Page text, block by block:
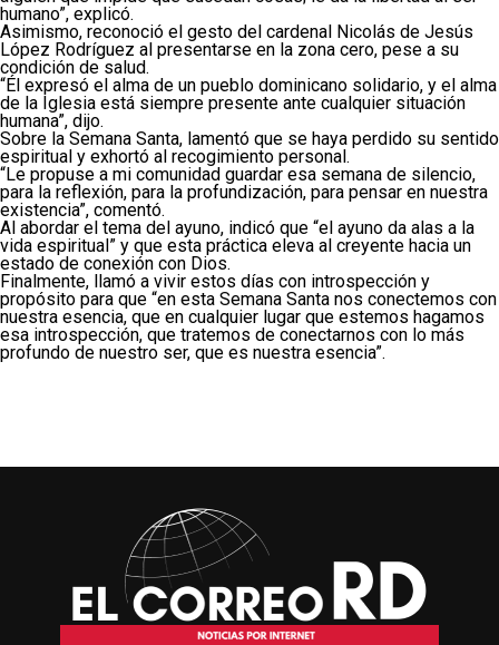
humano”, explicó.
Asimismo, reconoció el gesto del cardenal Nicolás de Jesús
López Rodríguez al presentarse en la zona cero, pese a su
condición de salud.
“Él expresó el alma de un pueblo dominicano solidario, y el alma
de la Iglesia está siempre presente ante cualquier situación
humana”, dijo.
Sobre la Semana Santa, lamentó que se haya perdido su sentido
espiritual y exhortó al recogimiento personal.
“Le propuse a mi comunidad guardar esa semana de silencio,
para la reflexión, para la profundización, para pensar en nuestra
existencia”, comentó.
Al abordar el tema del ayuno, indicó que “el ayuno da alas a la
vida espiritual” y que esta práctica eleva al creyente hacia un
estado de conexión con Dios.
Finalmente, llamó a vivir estos días con introspección y
propósito para que “en esta Semana Santa nos conectemos con
nuestra esencia, que en cualquier lugar que estemos hagamos
esa introspección, que tratemos de conectarnos con lo más
profundo de nuestro ser, que es nuestra esencia”.